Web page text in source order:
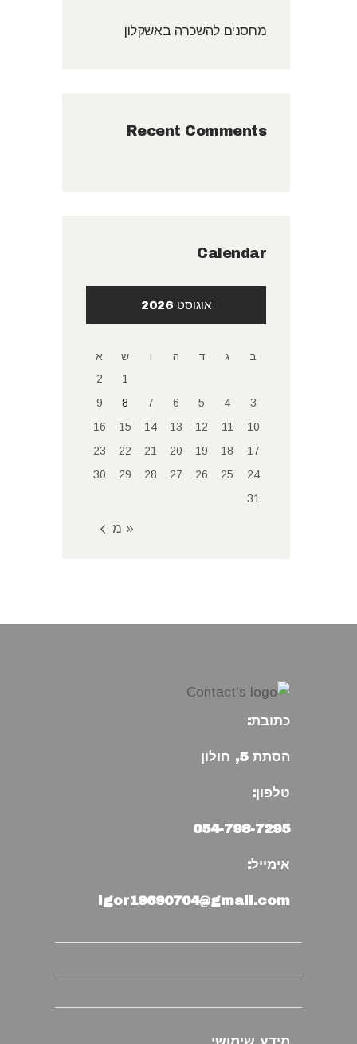
מחסנים להשכרה באשקלון
Recent Comments
Calendar
אוגוסט 2026
ב ג ד ה ו ש
א
1
2
3
4
5
6
7
8
9
10
11
12
13
14
15
16
17
18
19
20
21
22
23
24
25
26
27
28
29
30
31
« מאי
כתובת:
הסתת 5, חולון
טלפון:
054-798-7295
אימייל:
igor19690704@gmail.com